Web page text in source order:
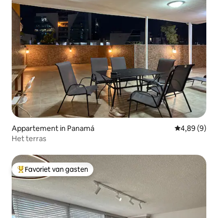
Appartement in Panamá Gemiddelde
4,89 (9)
Het terras
Topfavoriet van gasten
Favoriet van gasten